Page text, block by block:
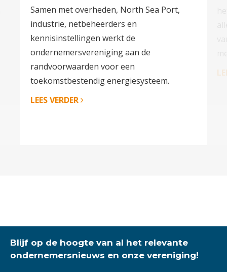
Samen met overheden, North Sea Port,
industrie, netbeheerders en
kennisinstellingen werkt de
ondernemersvereniging aan de
randvoorwaarden voor een
toekomstbestendig energiesysteem.
LEES VERDER
Blijf op de hoogte van al het relevante
ondernemersnieuws en onze vereniging!